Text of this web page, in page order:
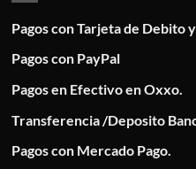
Pagos con Tarjeta de Debito
Pagos con PayPal
Pagos en Efectivo en Oxxo.
Transferencia /Deposito
Pagos con Mercado Pago.